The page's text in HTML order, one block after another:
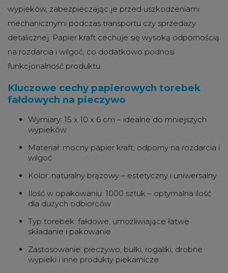
wypieków, zabezpieczając je przed uszkodzeniami
mechanicznymi podczas transportu czy sprzedaży
detalicznej. Papier kraft cechuje się wysoką odpornością
na rozdarcia i wilgoć, co dodatkowo podnosi
funkcjonalność produktu.
Kluczowe cechy papierowych torebek
fałdowych na pieczywo
Wymiary: 15 x 10 x 6 cm – idealne do mniejszych
wypieków
Materiał: mocny papier kraft, odporny na rozdarcia i
wilgoć
Kolor: naturalny brązowy – estetyczny i uniwersalny
Ilość w opakowaniu: 1000 sztuk – optymalna ilość
dla dużych odbiorców
Typ torebek: fałdowe, umożliwiające łatwe
składanie i pakowanie
Zastosowanie: pieczywo, bułki, rogaliki, drobne
wypieki i inne produkty piekarnicze